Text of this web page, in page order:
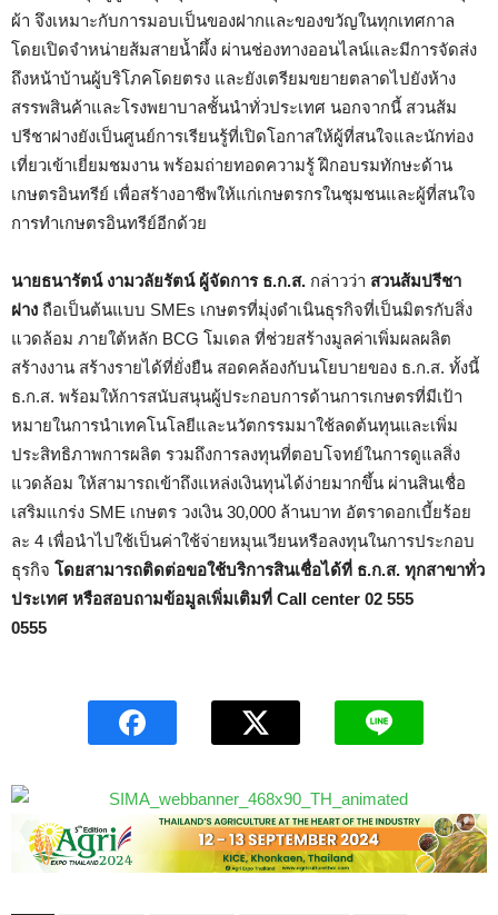
ผ้า จึงเหมาะกับการมอบเป็นของฝากและของขวัญในทุกเทศกาล
โดยเปิดจำหน่ายส้มสายน้ำผึ้ง ผ่านช่องทางออนไลน์และมีการจัดส่ง
ถึงหน้าบ้านผู้บริโภคโดยตรง และยังเตรียมขยายตลาดไปยังห้าง
สรรพสินค้าและโรงพยาบาลชั้นนำทั่วประเทศ นอกจากนี้ สวนส้ม
ปรีชาฝางยังเป็นศูนย์การเรียนรู้ที่เปิดโอกาสให้ผู้ที่สนใจและนักท่อง
เที่ยวเข้าเยี่ยมชมงาน พร้อมถ่ายทอดความรู้ ฝึกอบรมทักษะด้าน
เกษตรอินทรีย์ เพื่อสร้างอาชีพให้แก่เกษตรกรในชุมชนและผู้ที่สนใจ
การทำเกษตรอินทรีย์อีกด้วย
นายธนารัตน์ งามวลัยรัตน์ ผู้จัดการ ธ.ก.ส. กล่าวว่า สวนส้มปรีชา
ฝาง ถือเป็นต้นแบบ SMEs เกษตรที่มุ่งดำเนินธุรกิจที่เป็นมิตรกับสิ่ง
แวดล้อม ภายใต้หลัก BCG โมเดล ที่ช่วยสร้างมูลค่าเพิ่มผลผลิต
สร้างงาน สร้างรายได้ที่ยั่งยืน สอดคล้องกับนโยบายของ ธ.ก.ส. ทั้งนี้
ธ.ก.ส. พร้อมให้การสนับสนุนผู้ประกอบการด้านการเกษตรที่มีเป้า
หมายในการนำเทคโนโลยีและนวัตกรรมมาใช้ลดต้นทุนและเพิ่ม
ประสิทธิภาพการผลิต รวมถึงการลงทุนที่ตอบโจทย์ในการดูแลสิ่ง
แวดล้อม ให้สามารถเข้าถึงแหล่งเงินทุนได้ง่ายมากขึ้น ผ่านสินเชื่อ
เสริมแกร่ง SME เกษตร วงเงิน 30,000 ล้านบาท อัตราดอกเบี้ยร้อย
ละ 4 เพื่อนำไปใช้เป็นค่าใช้จ่ายหมุนเวียนหรือลงทุนในการประกอบ
ธุรกิจ โดยสามารถติดต่อขอใช้บริการสินเชื่อได้ที่ ธ.ก.ส. ทุกสาขาทั่ว
ประเทศ หรือสอบถามข้อมูลเพิ่มเติมที่ Call center 02 555
0555